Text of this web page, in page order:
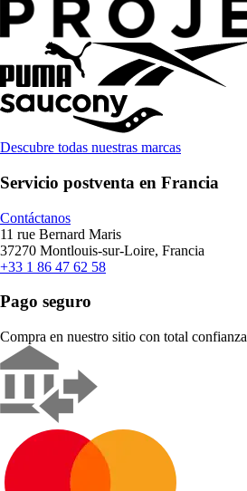
Descubre todas nuestras marcas
Servicio postventa en Francia
Contáctanos
11 rue Bernard Maris
37270 Montlouis-sur-Loire, Francia
+33 1 86 47 62 58
Pago seguro
Compra en nuestro sitio con total confianza